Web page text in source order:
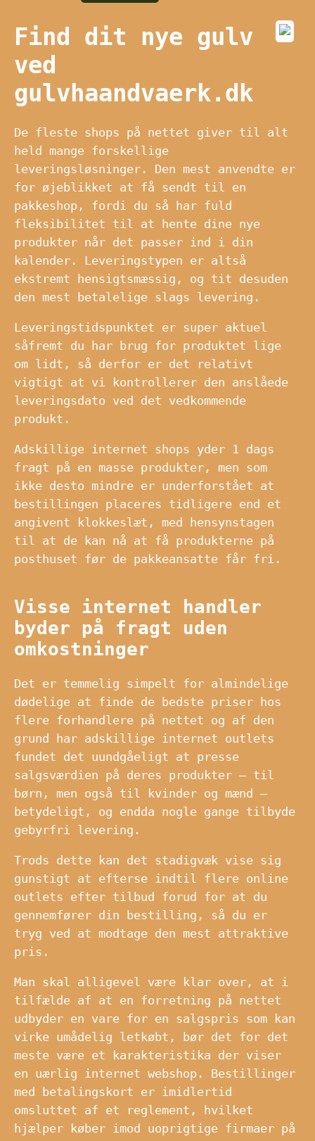
Find dit nye gulv
ved
gulvhaandvaerk.dk
De fleste shops på nettet giver til alt
held mange forskellige
leveringsløsninger. Den mest anvendte er
for øjeblikket at få sendt til en
pakkeshop, fordi du så har fuld
fleksibilitet til at hente dine nye
produkter når det passer ind i din
kalender. Leveringstypen er altså
ekstremt hensigtsmæssig, og tit desuden
den mest betalelige slags levering.
Leveringstidspunktet er super aktuel
såfremt du har brug for produktet lige
om lidt, så derfor er det relativt
vigtigt at vi kontrollerer den anslåede
leveringsdato ved det vedkommende
produkt.
Adskillige internet shops yder 1 dags
fragt på en masse produkter, men som
ikke desto mindre er underforstået at
bestillingen placeres tidligere end et
angivent klokkeslæt, med hensynstagen
til at de kan nå at få produkterne på
posthuset før de pakkeansatte får fri.
Visse internet handler
byder på fragt uden
omkostninger
Det er temmelig simpelt for almindelige
dødelige at finde de bedste priser hos
flere forhandlere på nettet og af den
grund har adskillige internet outlets
fundet det uundgåeligt at presse
salgsværdien på deres produkter – til
børn, men også til kvinder og mænd –
betydeligt, og endda nogle gange tilbyde
gebyrfri levering.
Trods dette kan det stadigvæk vise sig
gunstigt at efterse indtil flere online
outlets efter tilbud forud for at du
gennemfører din bestilling, så du er
tryg ved at modtage den mest attraktive
pris.
Man skal alligevel være klar over, at i
tilfælde af at en forretning på nettet
udbyder en vare for en salgspris som kan
virke umådelig letkøbt, bør det for det
meste være et karakteristika der viser
en uærlig internet webshop. Bestillinger
med betalingskort er imidlertid
omsluttet af et reglement, hvilket
hjælper køber imod uoprigtige firmaer på